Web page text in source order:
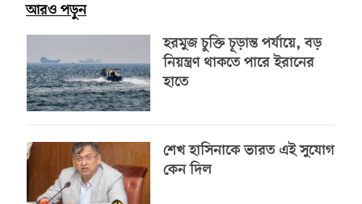
আরও পড়ুন
হরমুজ চুক্তি চূড়ান্ত পর্যায়ে, বড়
নিয়ন্ত্রণ থাকতে পারে ইরানের
হাতে
শেখ হাসিনাকে ভারত এই সুযোগ
কেন দিল